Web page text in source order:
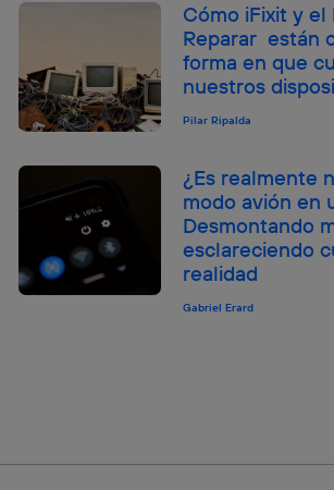
Cómo iFixit y el
Reparar están
forma en que
nuestros
Pilar Ripalda
¿Es realmente
modo avión en
Desmontando
esclareciendo
realidad
Gabriel Erard